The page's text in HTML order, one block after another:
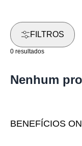
FILTROS
0 resultados
Nenhum
BENEFÍCIOS